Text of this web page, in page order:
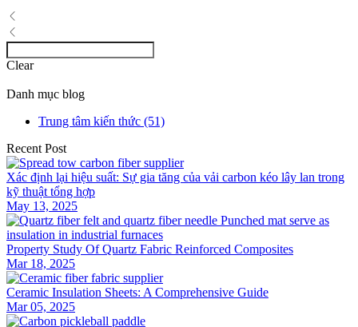
Clear
Danh mục blog
Trung tâm kiến ​​thức (51)
Recent Post
Xác định lại hiệu suất: Sự gia tăng của vải carbon kéo lây lan trong
kỹ thuật tổng hợp
May 13, 2025
Property Study Of Quartz Fabric Reinforced Composites
Mar 18, 2025
Ceramic Insulation Sheets: A Comprehensive Guide
Mar 05, 2025